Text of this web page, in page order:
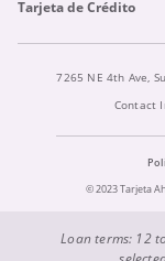
Tarjeta de Crédito
7265 NE 4th Ave,
Contact
© 2023 Tarjeta
Loan terms: 12